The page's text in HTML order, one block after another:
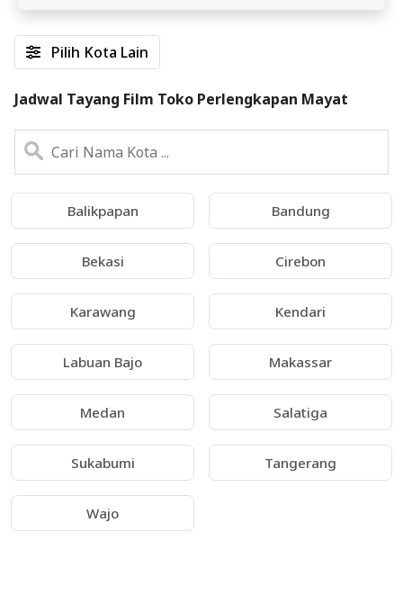
Pilih Kota Lain
Jadwal Tayang Film Toko Perlengkapan Mayat
Balikpapan Bandung
Bekasi Cirebon
Karawang Kendari
Labuan Bajo Makassar
Medan Salatiga
Sukabumi Tangerang
Wajo